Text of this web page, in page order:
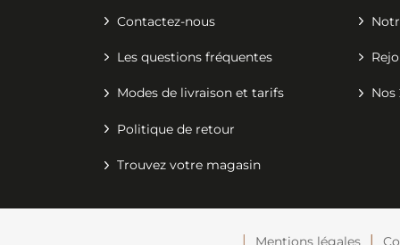
Contactez-nous
Les questions fréquentes
Modes de livraison et tarifs
Politique de retour
Trouvez votre magasin
Nos
Mentions légales